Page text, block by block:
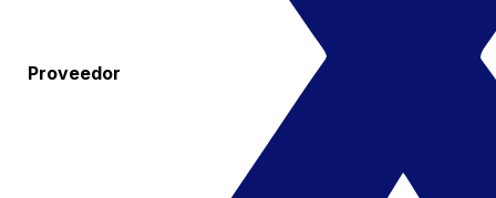
Proveedor